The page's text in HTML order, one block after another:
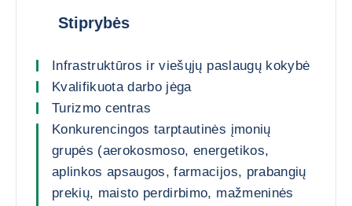
Stiprybės
Infrastruktūros ir viešųjų paslaugų kokybė
Kvalifikuota darbo jėga
Turizmo centras
Konkurencingos tarptautinės įmonių
grupės (aerokosmoso, energetikos,
aplinkos apsaugos, farmacijos, prabangių
prekių, maisto perdirbimo, mažmeninės